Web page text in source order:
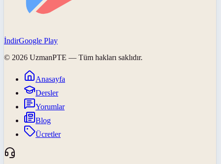
İndirGoogle Play
© 2026 UzmanPTE — Tüm hakları saklıdır.
Anasayfa
Dersler
Yorumlar
Blog
Ücretler